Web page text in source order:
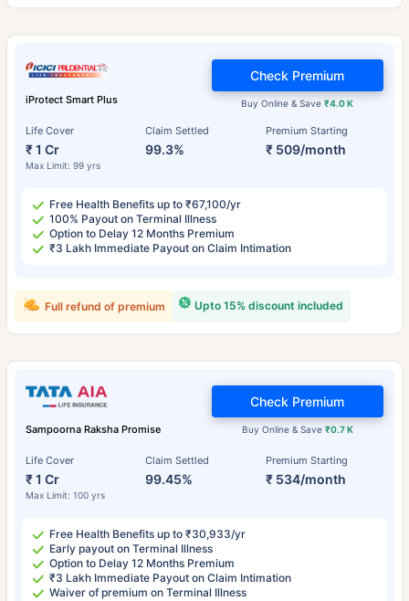
iProtect Smart Plus
Life Cover
₹ 1 Cr
Max Limit: 99 yrs
Claim Settled
99.3%
Premium Starting
₹ 509/month
Buy Online & Save₹4.0 K
Check Premium
Free Health Benefits up to ₹67,100/yr
100% Payout on Terminal Illness
Option to Delay 12 Months Premium
₹3 Lakh Immediate Payout on Claim Intimation
Upto 15% discount included
Full refund of premium
Sampoorna Raksha Promise
Life Cover
₹ 1 Cr
Max Limit: 100 yrs
Claim Settled
99.45%
Premium Starting
₹ 534/month
Buy Online & Save ₹0.7 K
Check Premium
Free Health Benefits up to ₹30,933/yr
Early payout on Terminal Illness
Option to Delay 12 Months Premium
₹3 Lakh Immediate Payout on Claim Intimation
Waiver of premium on Terminal Illness